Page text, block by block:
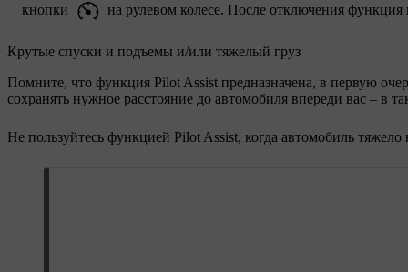
кнопки
на рулевом колесе. После отключения
Крутые спуски и подъемы и/или тяжелый груз
Помните, что функция Pilot Assist предназначена, в первую
сохранять нужное расстояние до автомобиля впереди вас – в
Не пользуйтесь функцией Pilot Assist, когда автомобиль